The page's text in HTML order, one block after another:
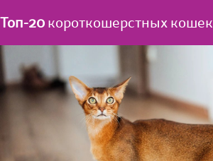
Топ-20короткошерстных кошек